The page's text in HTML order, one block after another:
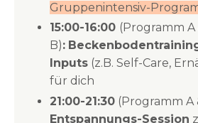
Gruppenintensiv-
15:00-16:00 (Programm A
B):
Inputs (z.B. Self-Care,
für dich
21:00-21:30 (Programm A
Entspannungs-Session